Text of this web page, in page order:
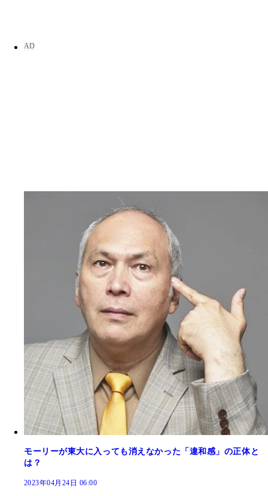
モーリーが東大に入っても消えなかった「違和感」の正体と
は？
2023年04月24日 06:00